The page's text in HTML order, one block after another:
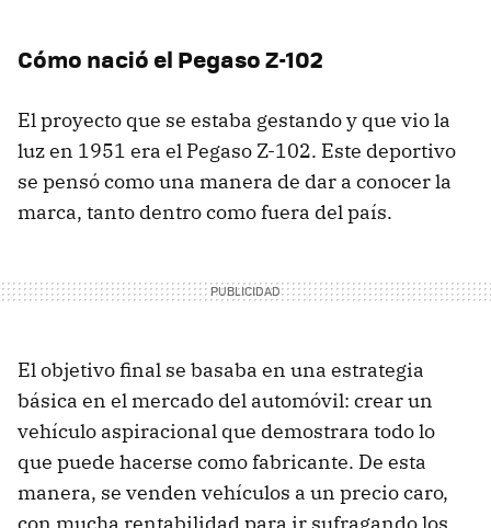
Cómo nació el Pegaso Z-102
El proyecto que se estaba gestando y que vio la
luz en 1951 era el Pegaso Z-102. Este deportivo
se pensó como una manera de dar a conocer la
marca, tanto dentro como fuera del país.
El objetivo final se basaba en una estrategia
básica en el mercado del automóvil: crear un
vehículo aspiracional que demostrara todo lo
que puede hacerse como fabricante. De esta
manera, se venden vehículos a un precio caro,